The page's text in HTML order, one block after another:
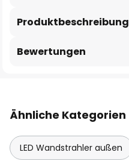
Produktbeschreibung
Bewertungen
Ähnliche Kategorien
LED Wandstrahler außen